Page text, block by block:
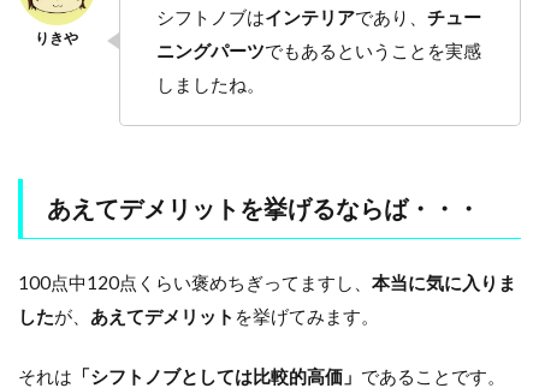
シフトノブはインテリアであり、 チュー
ニングパーツでもあるということを実感
しましたね。
あえてデメリットを挙げるならば・・・
100点中120点くらい褒めちぎってますし、 本当に気に入りま
したが、 あえてデメリット を挙げてみます。
それは 「シフトノブとしては比較的高価」 であることです。